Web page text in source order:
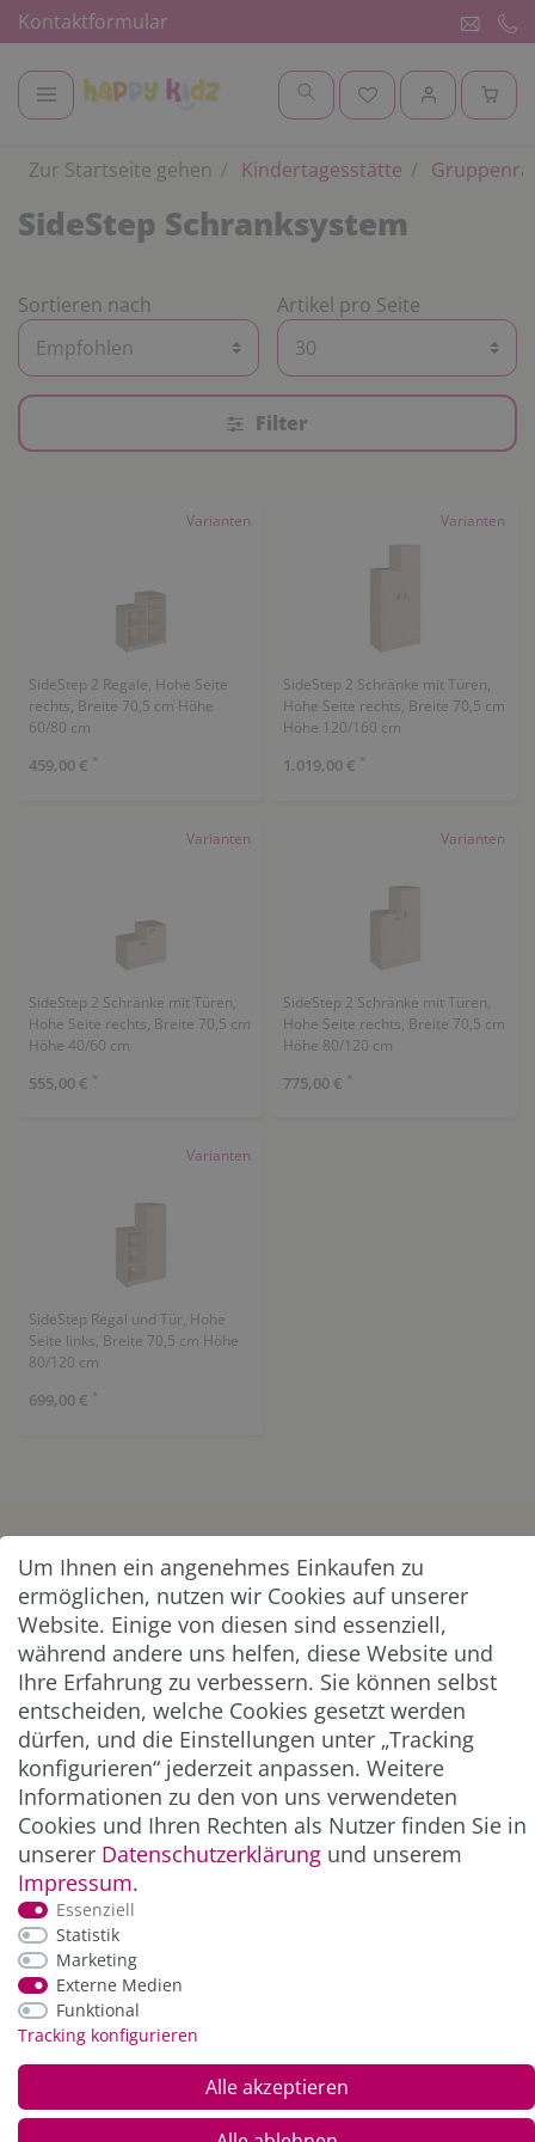
Kontaktformular
Zur Startseite gehen Kindertagesstätte
SideStep Schranksystem
Sortieren nach Artikel pro Seite
Filter
Varianten
SideStep 2 Regale, Hohe Seite
rechts, Breite 70,5 cm Höhe
60/80 cm
459,00 € *
Varianten
SideStep 2 Schränke mit Türen,
Hohe Seite rechts, Breite 70,5 cm
Höhe 120/160 cm
1.019,00 € *
Varianten
SideStep 2 Schränke mit Türen,
Hohe Seite rechts, Breite 70,5 cm
Höhe 40/60 cm
555,00 € *
Varianten
SideStep 2 Schränke mit Türen,
Hohe Seite rechts, Breite 70,5 cm
Höhe 80/120 cm
775,00 € *
Varianten
SideStep Regal und Tür, Hohe
Seite links, Breite 70,5 cm Höhe
80/120 cm
699,00 € *
UNTERNEHMEN & SERVICE
INFORMATION
NEWSLETTER
ZAHLUNG & VERSAND
und Versandkosten
Um Ihnen ein angenehmes Einkaufen zu
ermöglichen, nutzen wir Cookies auf unserer
Website. Einige von diesen sind essenziell,
während andere uns helfen, diese Website und
Ihre Erfahrung zu verbessern. Sie können selbst
entscheiden, welche Cookies gesetzt werden
dürfen, und die Einstellungen unter „Tracking
konfigurieren“ jederzeit anpassen. Weitere
Informationen zu den von uns verwendeten
Cookies und Ihren Rechten als Nutzer finden Sie in
unserer Daten­schutz­erklärung und unserem
Impressum.
Essenziell
Statistik
Marketing
Externe Medien
Funktional
Tracking konfigurieren
Alle akzeptieren